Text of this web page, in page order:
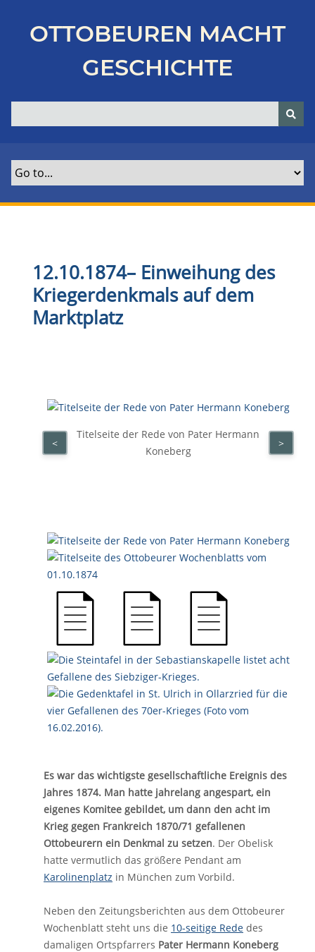
p
OTTOBEUREN MACHT
GESCHICHTE
12.10.1874– Einweihung des
Kriegerdenkmals auf dem
Marktplatz
Titelseite der Rede von Pater Hermann
Koneberg
< >
Es war das wichtigste gesellschaftliche Ereignis des
Jahres 1874. Man hatte jahrelang angespart, ein
eigenes Komitee gebildet, um dann den acht im
Krieg gegen Frankreich 1870/71 gefallenen
Ottobeurern ein Denkmal zu setzen. Der Obelisk
hatte vermutlich das größere Pendant am
Karolinenplatz in München zum Vorbild.
Neben den Zeitungsberichten aus dem Ottobeurer
Wochenblatt steht uns die 10-seitige Rede des
damaligen Ortspfarrers Pater Hermann Koneberg